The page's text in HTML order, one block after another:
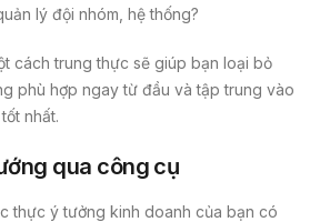
lý đội nhóm, hệ thống?
cách trung thực sẽ giúp bạn loại bỏ
phù hợp ngay từ đầu và tập trung vào
nhất.
qua công cụ
thực ý tưởng kinh doanh của bạn có